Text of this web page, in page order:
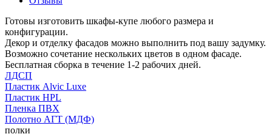
Готовы изготовить шкафы-купе любого размера и
конфигурации.
Декор и отделку фасадов можно выполнить под вашу задумку.
Возможно сочетание нескольких цветов в одном фасаде.
Бесплатная сборка в течение 1-2 рабочих дней.
ЛДСП
Пластик Alvic Luxe
Пластик HPL
Пленка ПВХ
Полотно АГТ (МДФ)
полки